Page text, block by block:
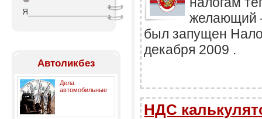
Я_________________
Автоликбез
Дела
автомобильные
желающий
был запущен
декабря 2009 .
НДС